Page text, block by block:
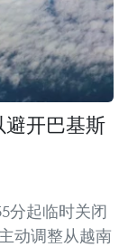
开巴基斯
分起临时关闭
动调整从越南